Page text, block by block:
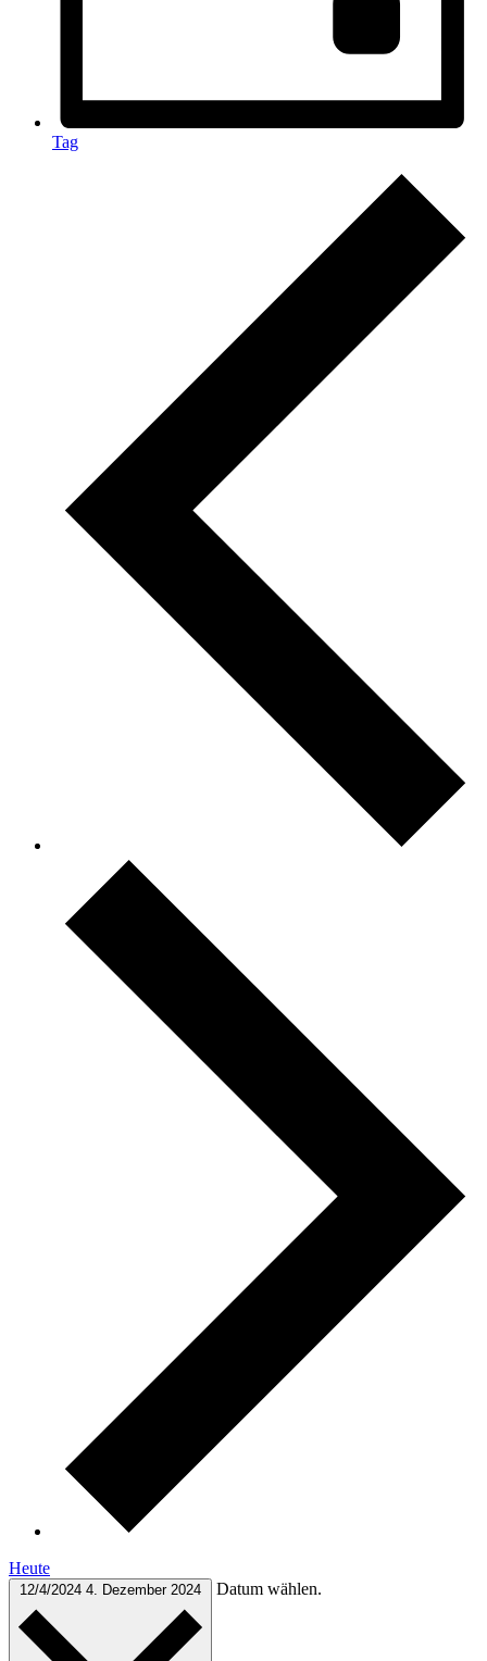
Tag
Heute
12/4/2024 4. Dezember 2024 Datum wählen.